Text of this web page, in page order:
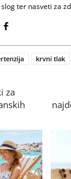
slog ter nasveti za
krvni tlak
za